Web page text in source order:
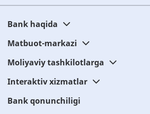
Bank haqida
Matbuot-markazi
Moliyaviy tashkilotlarga
Interaktiv xizmatlar
Bank qonunchiligi